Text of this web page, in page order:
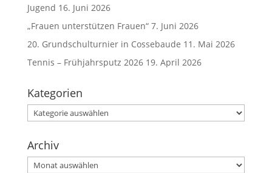
Jugend 16. Juni 2026
„Frauen unterstützen Frauen“ 7. Juni 2026
20. Grundschulturnier in Cossebaude 11. Mai 2026
Tennis – Frühjahrsputz 2026 19. April 2026
Kategorien
Kategorien
Archiv
Archiv